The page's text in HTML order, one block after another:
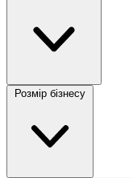
Розмір бізнесу